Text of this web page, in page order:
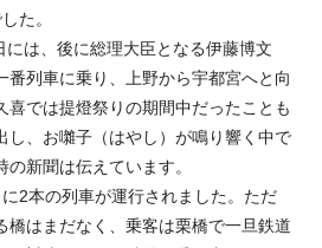
た。
は、後に総理大臣となる伊藤博文
番列車に乗り、上野から宇都宮へと向
喜では提燈祭りの期間中だったことも
し、お囃子（はやし）が鳴り響く中で
新聞は伝えています。
2本の列車が運行されました。ただ
橋はまだなく、乗客は栗橋で一旦鉄道